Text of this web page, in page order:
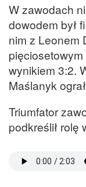
W zawodach
dowodem był
nim z Leonem
wynikiem 3:2.
Maślanyk
Triumfator
podkreślił rolę